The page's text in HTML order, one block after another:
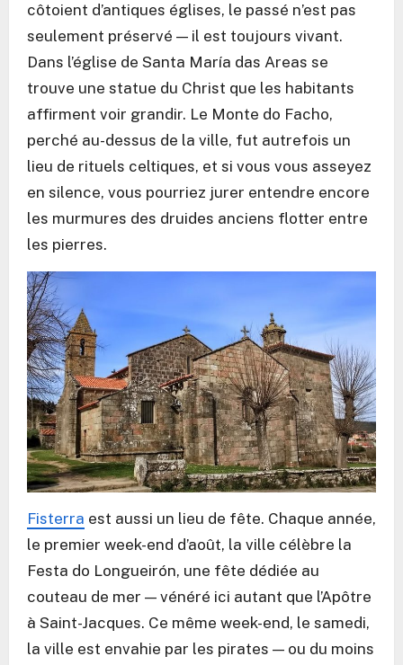
côtoient d’antiques églises, le passé n’est pas
seulement préservé — il est toujours vivant.
Dans l’église de Santa María das Areas se
trouve une statue du Christ que les habitants
affirment voir grandir. Le Monte do Facho,
perché au-dessus de la ville, fut autrefois un
lieu de rituels celtiques, et si vous vous asseyez
en silence, vous pourriez jurer entendre encore
les murmures des druides anciens flotter entre
les pierres.
Fisterra est aussi un lieu de fête. Chaque année,
le premier week-end d’août, la ville célèbre la
Festa do Longueirón, une fête dédiée au
couteau de mer — vénéré ici autant que l’Apôtre
à Saint-Jacques. Ce même week-end, le samedi,
la ville est envahie par les pirates — ou du moins